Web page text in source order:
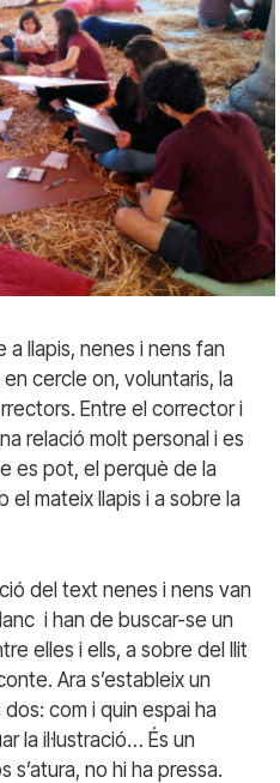
llapis, nenes i nens fan
cercle on, voluntaris, la
Entre el corrector i
relació molt personal i es
es pot, el perquè de la
el mateix llapis i a sobre la
del text nenes i nens van
i han de buscar-se un
elles i ells, a sobre del llit
Ara s’estableix un
com i quin espai ha
la il·lustració… És un
s’atura, no hi ha pressa.